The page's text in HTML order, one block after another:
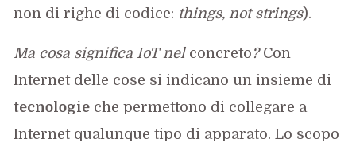
non di righe di codice: things, not strings).
Ma cosa significa IoT nelconcreto ?Con
Internet delle cose si indicano un insieme di
tecnologie che permettono di collegare a
Internet qualunque tipo di apparato. Lo scopo